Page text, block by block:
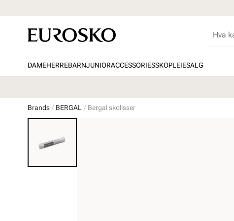
DAMEHERREBARNJUNIORACCESSORIESSKOPLEIESALG
Brands BERGAL Bergal skolisser